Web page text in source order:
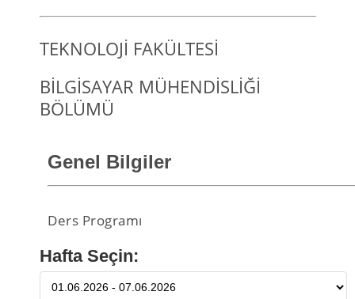
TEKNOLOJİ FAKÜLTESİ
BİLGİSAYAR MÜHENDİSLİĞİ
BÖLÜMÜ
Genel Bilgiler
Ders Programı
Hafta Seçin: